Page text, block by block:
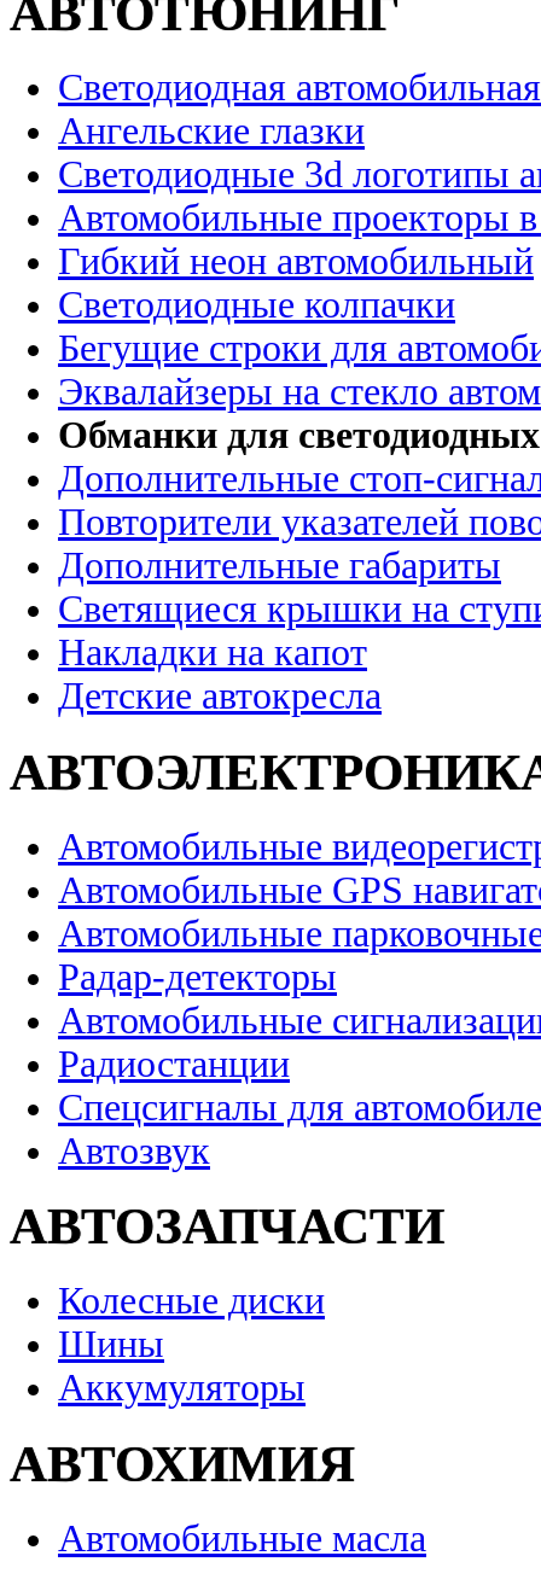
АВТОТЮНИНГ
Светодиодная
Ангельские глазки
Светодиодные 3d логотипы
Автомобильные проекторы
Гибкий неон автомобильный
Светодиодные колпачки
Бегущие строки для
Эквалайзеры на стекло
Обманки для
Дополнительные стоп-
Повторители указателей
Дополнительные габариты
Светящиеся крышки на
Накладки на капот
Детские автокресла
Автомобильные
Автомобильные GPS
Автомобильные
Радар-детекторы
Автомобильные
Радиостанции
Спецсигналы для
Автозвук
АВТОЗАПЧАСТИ
Колесные диски
Шины
Аккумуляторы
АВТОХИМИЯ
Автомобильные масла